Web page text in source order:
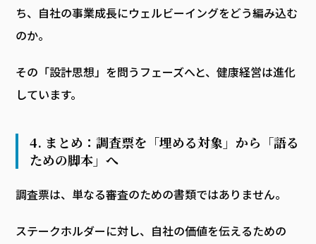
ち、自社の事業成長にウェルビーイングをどう編み込む
のか。
その「設計思想」を問うフェーズへと、健康経営は進化
しています。
4. まとめ：調査票を「埋める対象」から「語る
ための脚本」へ
調査票は、単なる審査のための書類ではありません。
ステークホルダーに対し、自社の価値を伝えるための